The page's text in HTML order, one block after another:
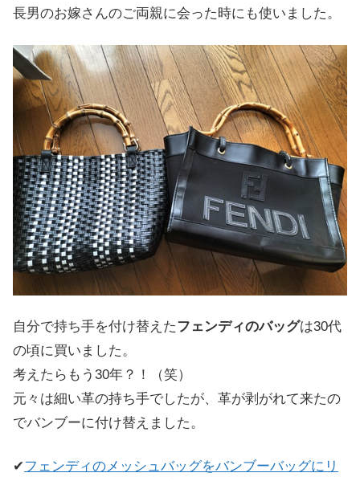
長男のお嫁さんのご両親に会った時にも使いました。
自分で持ち手を付け替えたフェンディのバッグは30代
の頃に買いました。
考えたらもう30年？！（笑）
元々は細い革の持ち手でしたが、革が剥がれて来たの
でバンブーに付け替えました。
✔フェンディのメッシュバッグをバンブーバッグにリ